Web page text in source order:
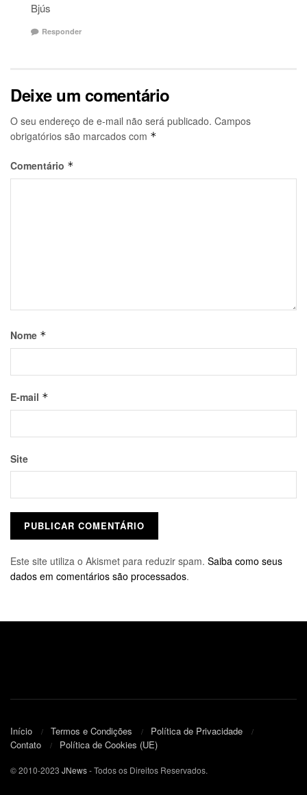
Bjús
Responder
Deixe um comentário
O seu endereço de e-mail não será publicado. Campos
obrigatórios são marcados com *
Comentário *
Nome *
E-mail *
Site
Este site utiliza o Akismet para reduzir spam. Saiba como seus
dados em comentários são processados.
Início Termos e Condições
Política de Privacidade
Contato
Política de Cookies (UE)
© 2010-2023 JNews- Todos os Direitos Reservados.